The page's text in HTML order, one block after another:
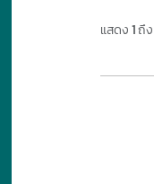
แสดง1ถึง